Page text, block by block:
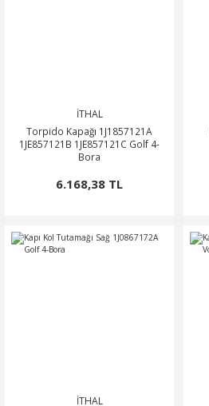
İTHAL
Torpido Kapağı 1J1857121A
1JE857121B 1JE857121C Golf 4-
Bora
6.168,38 TL
İTHAL